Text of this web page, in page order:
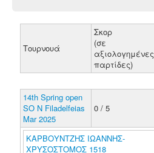
Τουρνουά
Σκορ
(σε
αξιολογημένες
παρτίδες)
14th Spring open
SO N Filadelfeias
Mar 2025
0 / 5
ΚΑΡΒΟΥΝΤΖΗΣ ΙΩΑΝΝΗΣ-
ΧΡΥΣΟΣΤΟΜΟΣ 1518